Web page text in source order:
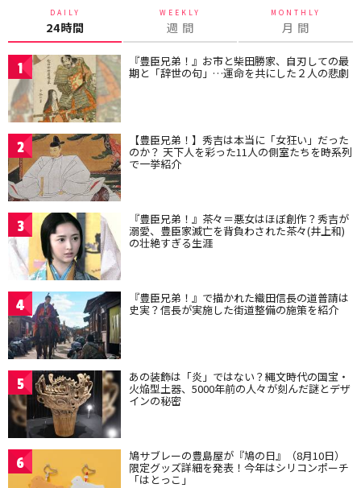
DAILY
24時間
WEEKLY
週 間
MONTHLY
月 間
1 『豊臣兄弟！』お市と柴田勝家、自刃しての最
期と「辞世の句」…運命を共にした２人の悲劇
2 【豊臣兄弟！】秀吉は本当に「女狂い」だった
のか？ 天下人を彩った11人の側室たちを時系列
で一挙紹介
3 『豊臣兄弟！』茶々＝悪女はほぼ創作？秀吉が
溺愛、豊臣家滅亡を背負わされた茶々(井上和)
の壮絶すぎる生涯
4 『豊臣兄弟！』で描かれた織田信長の道普請は
史実？信長が実施した街道整備の施策を紹介
5 あの装飾は「炎」ではない？縄文時代の国宝・
火焔型土器、5000年前の人々が刻んだ謎とデザ
インの秘密
6 鳩サブレーの豊島屋が『鳩の日』（8月10日）
限定グッズ詳細を発表！今年はシリコンポーチ
「はとっこ」